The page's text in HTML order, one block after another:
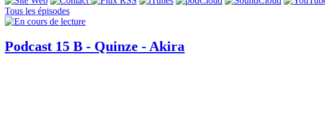
Tous les épisodes
Podcast 15 B - Quinze - Akira